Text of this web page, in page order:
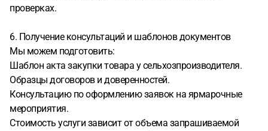
проверках.
6. Получение консультаций и шаблонов документов
Мы можем подготовить:
Шаблон акта закупки товара у сельхозпроизводителя.
Образцы договоров и доверенностей.
Консультацию по оформлению заявок на ярмарочные
мероприятия.
Стоимость услуги зависит от объема запрашиваемой